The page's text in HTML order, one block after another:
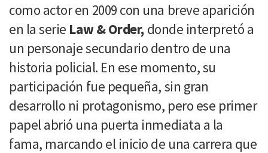
como actor en 2009 con una breve aparición
en la serie Law & Order,donde interpretó a
un personaje secundario dentro de una
historia policial. En ese momento, su
participación fue pequeña, sin gran
desarrollo ni protagonismo, pero ese primer
papel abrió una puerta inmediata a la
fama, marcando el inicio de una carrera que